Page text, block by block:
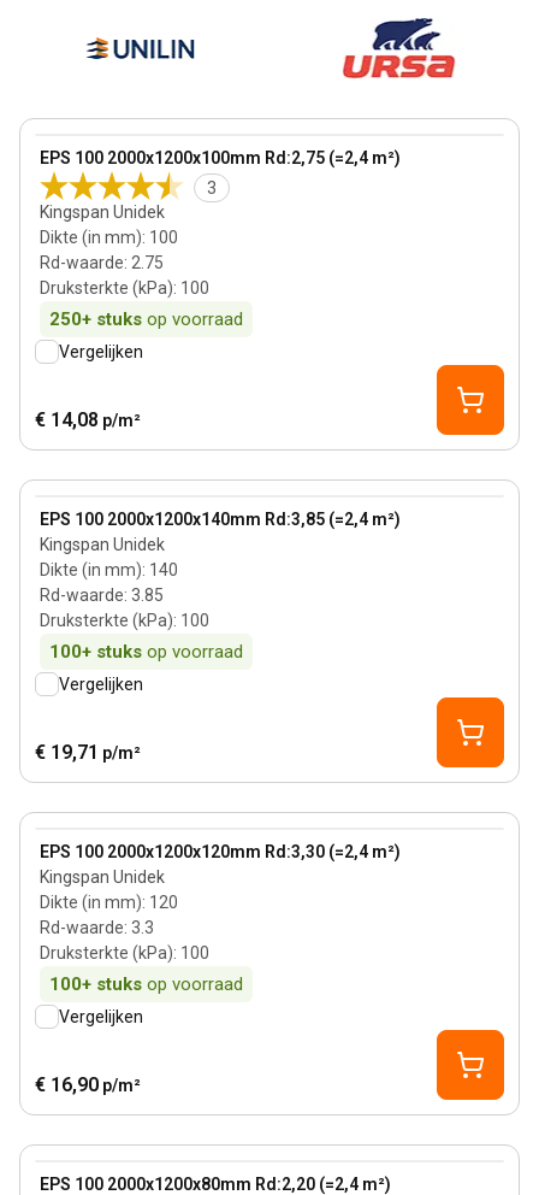
EPS 100 2000x1200x100mm Rd:2,75 (=2,4 m²)
3
Kingspan Unidek
Dikte (in mm): 100
Rd-waarde: 2.75
Druksterkte (kPa): 100
250+ stuks op voorraad
View product
Vergelijken
€ 14,08 p/m²
EPS 100 2000x1200x140mm Rd:3,85 (=2,4 m²)
Kingspan Unidek
Dikte (in mm): 140
Rd-waarde: 3.85
Druksterkte (kPa): 100
100+ stuks op voorraad
View product
Vergelijken
€ 19,71 p/m²
EPS 100 2000x1200x120mm Rd:3,30 (=2,4 m²)
Kingspan Unidek
Dikte (in mm): 120
Rd-waarde: 3.3
Druksterkte (kPa): 100
100+ stuks op voorraad
View product
Vergelijken
€ 16,90 p/m²
EPS 100 2000x1200x80mm Rd:2,20 (=2,4 m²)
View product